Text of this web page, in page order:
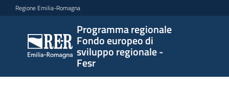
Vai al contenuto
Vai alla navigazione
Vai al footer
Regione Emilia-Romagna
Programma regionale
Fondo europeo di
sviluppo regionale -
Fesr
Programma
regionale
Fondo
europeo di